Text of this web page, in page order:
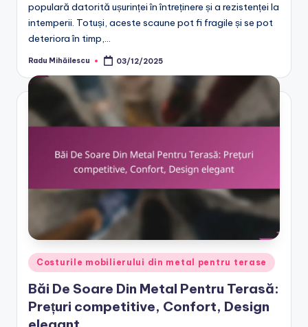
populară datorită ușurinței în întreținere și a rezistenței la
intemperii. Totuși, aceste scaune pot fi fragile și se pot
deteriora în timp,…
Posted
Radu Mihăilescu 03/12/2025
Posted
in
Costurile mobilierului din metal pentru terase
Băi De Soare Din Metal Pentru Terasă:
Prețuri competitive, Confort, Design